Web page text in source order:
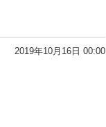
2019年10月16日 00:00